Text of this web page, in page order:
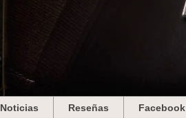
Noticias Reseñas Facebook